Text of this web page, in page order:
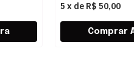
5 x de R$ 50,00